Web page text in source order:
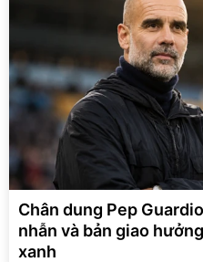
Chân dung Pep
nhẫn và bản giao
xanh